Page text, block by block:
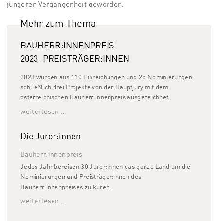
jüngeren Vergangenheit geworden.
Mehr zum Thema
BAUHERR:INNENPREIS
2023_PREISTRÄGER:INNEN
2023 wurden aus 110 Einreichungen und 25 Nominierungen
schließlich drei Projekte von der Hauptjury mit dem
österreichischen Bauherr:innenpreis ausgezeichnet.
weiterlesen …
Die Juror:innen
Bauherr:innenpreis
Jedes Jahr bereisen 30 Juror:innen das ganze Land um die
Nominierungen und Preisträger:innen des
Bauherr:innenpreises zu küren.
weiterlesen …